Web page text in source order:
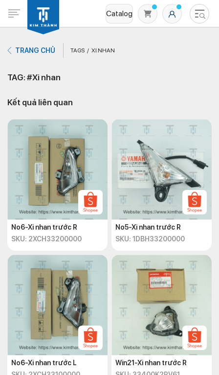
Catalog
Không có sản phẩm nào trong giỏ hàng
TRANG CHỦ TAGS XI NHAN
TAG: #Xi nhan
Kết quả liên quan
No6-Xi nhan trước R
SKU: 2XCH33200000
No5-Xi nhan trước R
SKU: 1DBH33200000
No6-Xi nhan trước L
Win21-Xi nhan trước R